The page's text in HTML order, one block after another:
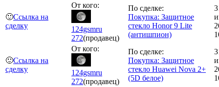
🙂Ссылка на
сделку
От кого:
124gsmru
272(продавец)
По сделке:
Покупка: Защитное
стекло Honor 9 Lite
(антишпион)
🙂Ссылка на
сделку
От кого:
124gsmru
272(продавец)
По сделке:
Покупка: Защитное
стекло Huawei Nova 2+
(5D белое)